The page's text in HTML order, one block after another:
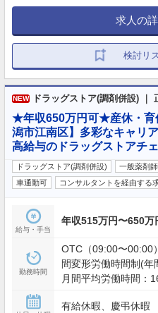
求人の
検討リ
NEW ドラッグストア(調剤併設) ｜
★年収650万円可★産休・育
潟市江南区】多彩なキャリ
高給与のドラッグストアチ
ドラッグストア(調剤併設) 一般薬剤師
車通勤可
コンサルタントを経由する
給与・手当
年収515万円〜650万
勤務時間
OTC（09:00〜00:00
間変形労働時間制(年
月間平均労働時間：
を設定します。
有給休暇、慶弔休暇